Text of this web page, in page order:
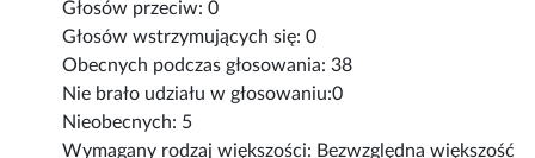
Głosów przeciw: 0
Głosów wstrzymujących się: 0
Obecnych podczas głosowania: 38
Nie brało udziału w głosowaniu:0
Nieobecnych: 5
Wymagany rodzaj większości: Bezwzględna większość